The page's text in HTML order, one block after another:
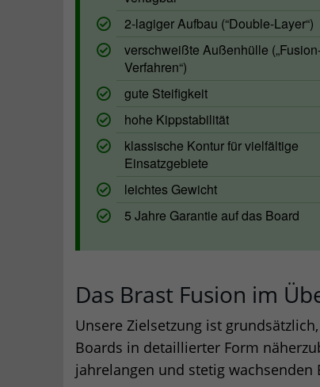
2-lagiger Aufbau (“Double-Layer“)
verschweißte Außenhülle
Verfahren“)
gute Steifigkeit
hohe Kippstabilität
klassische Kontur für vielfältige
Einsatzgebiete
leichtes Gewicht
5 Jahre Garantie auf das Board
Das Brast Fusion im
Unsere Zielsetzung ist
Boards in detaillierter Form
jahrelangen und stetig wachsenden